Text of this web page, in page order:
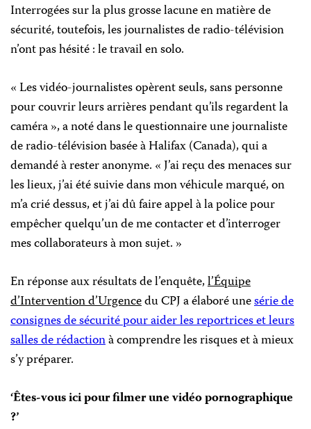
Interrogées sur la plus grosse lacune en matière de
sécurité, toutefois, les journalistes de radio-télévision
n’ont pas hésité : le travail en solo.
« Les vidéo-journalistes opèrent seuls, sans personne
pour couvrir leurs arrières pendant qu’ils regardent la
caméra », a noté dans le questionnaire une journaliste
de radio-télévision basée à Halifax (Canada), qui a
demandé à rester anonyme. « J’ai reçu des menaces sur
les lieux, j’ai été suivie dans mon véhicule marqué, on
m’a crié dessus, et j’ai dû faire appel à la police pour
empêcher quelqu’un de me contacter et d’interroger
mes collaborateurs à mon sujet. »
En réponse aux résultats de l’enquête,l’Équipe
d’Intervention d’Urgencedu CPJ a élaboré unesérie de
consignes de sécurité pour aider les reportrices et leurs
salles de rédactionà comprendre les risques et à mieux
s’y préparer.
‘Êtes-vous ici pour filmer une vidéo pornographique
?’